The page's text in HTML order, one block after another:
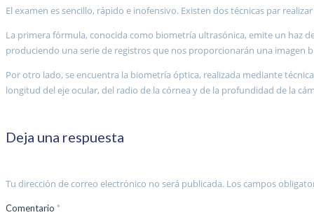
El examen es sencillo, rápido e inofensivo. Existen dos técnicas par
La primera fórmula, conocida como biometría ultrasónica, emite un haz
produciendo una serie de registros que nos proporcionarán una imagen
Por otro lado, se encuentra la biometría óptica, realizada mediante
longitud del eje ocular, del radio de la córnea y de la profundidad de la
Deja una respuesta
Tu dirección de correo electrónico no será publicada. Los campos
Comentario *